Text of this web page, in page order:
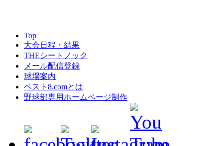
Top
大会日程・結果
THEシートノック
メール配信登録
球場案内
ベスト8.comとは
野球部専用ホームページ制作